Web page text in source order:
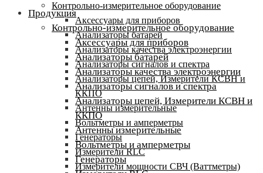
Контрольно-измерительное оборудование
Аксессуары для приборов
Анализаторы батарей
Анализаторы качества электроэнергии
Анализаторы сигналов и спектра
Анализаторы цепей, Измерители КСВН и
ККПО
Антенны измерительные
Вольтметры и амперметры
Генераторы
Измерители RLC
Измерители мощности СВЧ (Ваттметры)
Продукция
Контрольно-измерительное оборудование
Аксессуары для приборов
Анализаторы батарей
Анализаторы качества электроэнергии
Анализаторы сигналов и спектра
Анализаторы цепей, Измерители КСВН и
ККПО
Антенны измерительные
Вольтметры и амперметры
Генераторы